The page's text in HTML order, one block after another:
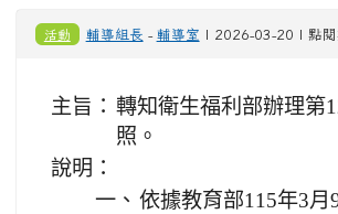
活動 輔導組長 - 輔導室 | 2026-03-20 | 點
主旨： 轉知衛生福利部辦理第
照。
說明：
一、 依據教育部115年3月